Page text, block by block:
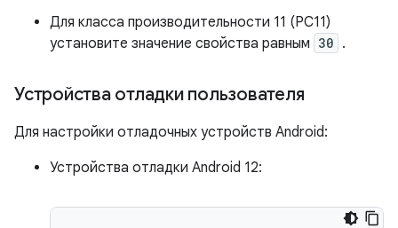
Для класса производительности 11 (PC11)
установите значение свойства равным 30 .
Устройства отладки пользователя
Для настройки отладочных устройств Android:
Устройства отладки Android 12: